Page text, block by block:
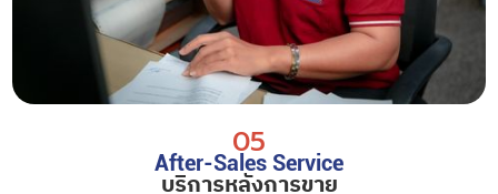
05
After-Sales Service
บริการหลังการขาย